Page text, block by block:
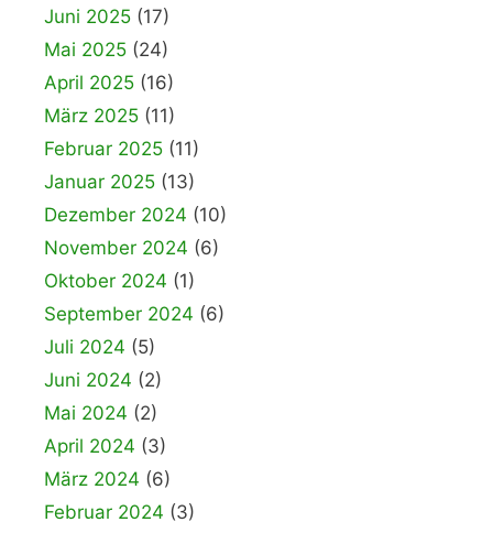
Juni 2025 (17)
Mai 2025 (24)
April 2025 (16)
März 2025 (11)
Februar 2025 (11)
Januar 2025 (13)
Dezember 2024 (10)
November 2024 (6)
Oktober 2024 (1)
September 2024 (6)
Juli 2024 (5)
Juni 2024 (2)
Mai 2024 (2)
April 2024 (3)
März 2024 (6)
Februar 2024 (3)